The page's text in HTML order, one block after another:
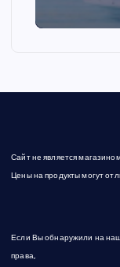
Сайт не является
Цены на продукты могут
Если Вы обнаружили на
права,